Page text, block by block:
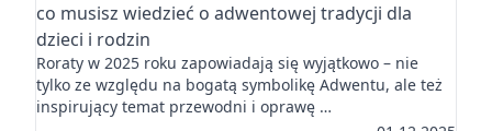
co musisz wiedzieć o adwentowej tradycji dla
dzieci i rodzin
Roraty w 2025 roku zapowiadają się wyjątkowo – nie
tylko ze względu na bogatą symbolikę Adwentu, ale też
inspirujący temat przewodni i oprawę …